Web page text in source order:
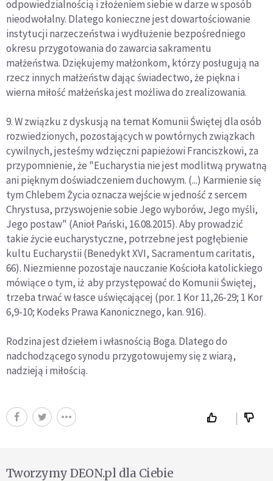
odpowiedzialnością i złożeniem siebie w darze w sposób
nieodwołalny. Dlatego konieczne jest dowartościowanie
instytucji narzeczeństwa i wydłużenie bezpośredniego
okresu przygotowania do zawarcia sakramentu
małżeństwa. Dziękujemy małżonkom, którzy posługują na
rzecz innych małżeństw dając świadectwo, że piękna i
wierna miłość małżeńska jest możliwa do zrealizowania.
9. W związku z dyskusją na temat Komunii Świętej dla osób
rozwiedzionych, pozostających w powtórnych związkach
cywilnych, jesteśmy wdzięczni papieżowi Franciszkowi, za
przypomnienie, że "Eucharystia nie jest modlitwą prywatną
ani pięknym doświadczeniem duchowym. (...) Karmienie się
tym Chlebem Życia oznacza wejście w jedność z sercem
Chrystusa, przyswojenie sobie Jego wyborów, Jego myśli,
Jego postaw" (Anioł Pański, 16.08.2015). Aby prowadzić
takie życie eucharystyczne, potrzebne jest pogłębienie
kultu Eucharystii (Benedykt XVI, Sacramentum caritatis,
66). Niezmienne pozostaje nauczanie Kościoła katolickiego
mówiące o tym, iż aby przystępować do Komunii Świętej,
trzeba trwać w łasce uświęcającej (por. 1 Kor 11,26-29; 1 Kor
6,9-10; Kodeks Prawa Kanonicznego, kan. 916).
Rodzina jest dziełem i własnością Boga. Dlatego do
nadchodzącego synodu przygotowujemy się z wiarą,
nadzieją i miłością.
Tworzymy DEON.pl dla Ciebie